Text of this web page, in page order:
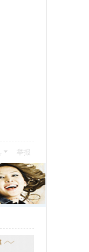
举报